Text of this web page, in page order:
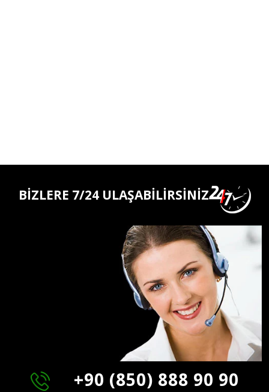
BİZLERE 7/24 ULAŞABİLİRSİNİZ
+90 (850) 888 90 90